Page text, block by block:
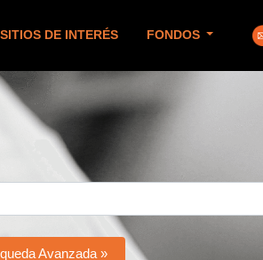
SITIOS DE INTERÉS FONDOS
Avanzada »